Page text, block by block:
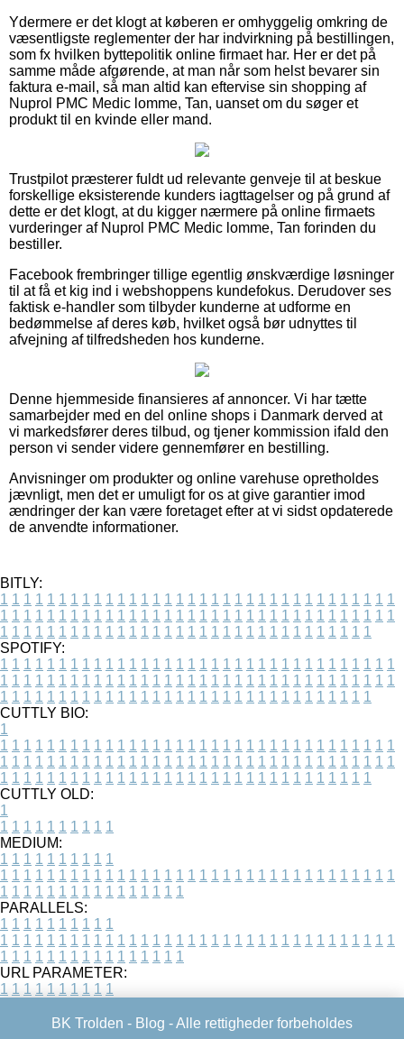
Ydermere er det klogt at køberen er omhyggelig omkring de
væsentligste reglementer der har indvirkning på bestillingen,
som fx hvilken byttepolitik online firmaet har. Her er det på
samme måde afgørende, at man når som helst bevarer sin
faktura e-mail, så man altid kan eftervise sin shopping af
Nuprol PMC Medic lomme, Tan, uanset om du søger et
produkt til en kvinde eller mand.
Trustpilot præsterer fuldt ud relevante genveje til at beskue
forskellige eksisterende kunders iagttagelser og på grund af
dette er det klogt, at du kigger nærmere på online firmaets
vurderinger af Nuprol PMC Medic lomme, Tan forinden du
bestiller.
Facebook frembringer tillige egentlig ønskværdige løsninger
til at få et kig ind i webshoppens kundefokus. Derudover ses
faktisk e-handler som tilbyder kunderne at udforme en
bedømmelse af deres køb, hvilket også bør udnyttes til
afvejning af tilfredsheden hos kunderne.
Denne hjemmeside finansieres af annoncer. Vi har tætte
samarbejder med en del online shops i Danmark derved at
vi markedsfører deres tilbud, og tjener kommission ifald den
person vi sender videre gennemfører en bestilling.
Anvisninger om produkter og online varehuse opretholdes
jævnligt, men det er umuligt for os at give garantier imod
ændringer der kan være foretaget efter at vi sidst opdaterede
de anvendte informationer.
BITLY:
1 1 1 1 1 1 1 1 1 1 1 1 1 1 1 1 1 1 1 1 1 1 1 1 1 1 1 1 1 1 1 1 1 1
1 1 1 1 1 1 1 1 1 1 1 1 1 1 1 1 1 1 1 1 1 1 1 1 1 1 1 1 1 1 1 1 1 1
1 1 1 1 1 1 1 1 1 1 1 1 1 1 1 1 1 1 1 1 1 1 1 1 1 1 1 1 1 1 1 1
SPOTIFY:
1 1 1 1 1 1 1 1 1 1 1 1 1 1 1 1 1 1 1 1 1 1 1 1 1 1 1 1 1 1 1 1 1 1
1 1 1 1 1 1 1 1 1 1 1 1 1 1 1 1 1 1 1 1 1 1 1 1 1 1 1 1 1 1 1 1 1 1
1 1 1 1 1 1 1 1 1 1 1 1 1 1 1 1 1 1 1 1 1 1 1 1 1 1 1 1 1 1 1 1
CUTTLY BIO:
1
1 1 1 1 1 1 1 1 1 1 1 1 1 1 1 1 1 1 1 1 1 1 1 1 1 1 1 1 1 1 1 1 1 1
1 1 1 1 1 1 1 1 1 1 1 1 1 1 1 1 1 1 1 1 1 1 1 1 1 1 1 1 1 1 1 1 1 1
1 1 1 1 1 1 1 1 1 1 1 1 1 1 1 1 1 1 1 1 1 1 1 1 1 1 1 1 1 1 1 1
CUTTLY OLD:
1
1 1 1 1 1 1 1 1 1 1
MEDIUM:
1 1 1 1 1 1 1 1 1 1
1 1 1 1 1 1 1 1 1 1 1 1 1 1 1 1 1 1 1 1 1 1 1 1 1 1 1 1 1 1 1 1 1 1
1 1 1 1 1 1 1 1 1 1 1 1 1 1 1 1
PARALLELS:
1 1 1 1 1 1 1 1 1 1
1 1 1 1 1 1 1 1 1 1 1 1 1 1 1 1 1 1 1 1 1 1 1 1 1 1 1 1 1 1 1 1 1 1
1 1 1 1 1 1 1 1 1 1 1 1 1 1 1 1
URL PARAMETER:
1 1 1 1 1 1 1 1 1 1
BK Trolden - Blog - Alle rettigheder forbeholdes